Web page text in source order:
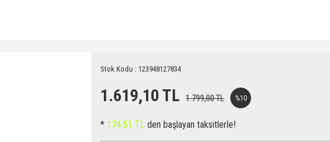
Stok Kodu : 123948127834
1.619,10 TL 1.799,00 TL %10
* 174,51 TL den başlayan taksitlerle!